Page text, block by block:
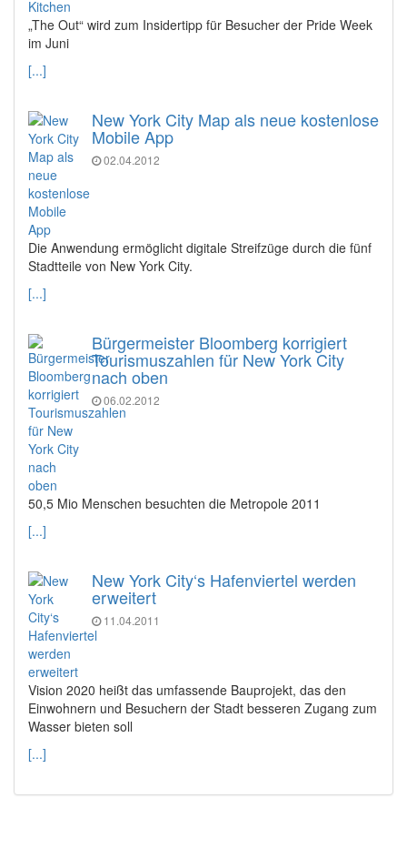
„The Out“ wird zum Insidertipp für Besucher der Pride Week
im Juni
[...]
New York City Map als neue kostenlose
Mobile App
02.04.2012
Die Anwendung ermöglicht digitale Streifzüge durch die fünf
Stadtteile von New York City.
[...]
Bürgermeister Bloomberg korrigiert
Tourismuszahlen für New York City
nach oben
06.02.2012
50,5 Mio Menschen besuchten die Metropole 2011
[...]
New York City‘s Hafenviertel werden
erweitert
11.04.2011
Vision 2020 heißt das umfassende Bauprojekt, das den
Einwohnern und Besuchern der Stadt besseren Zugang zum
Wasser bieten soll
[...]